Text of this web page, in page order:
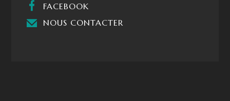
FACEBOOK
NOUS CONTACTER